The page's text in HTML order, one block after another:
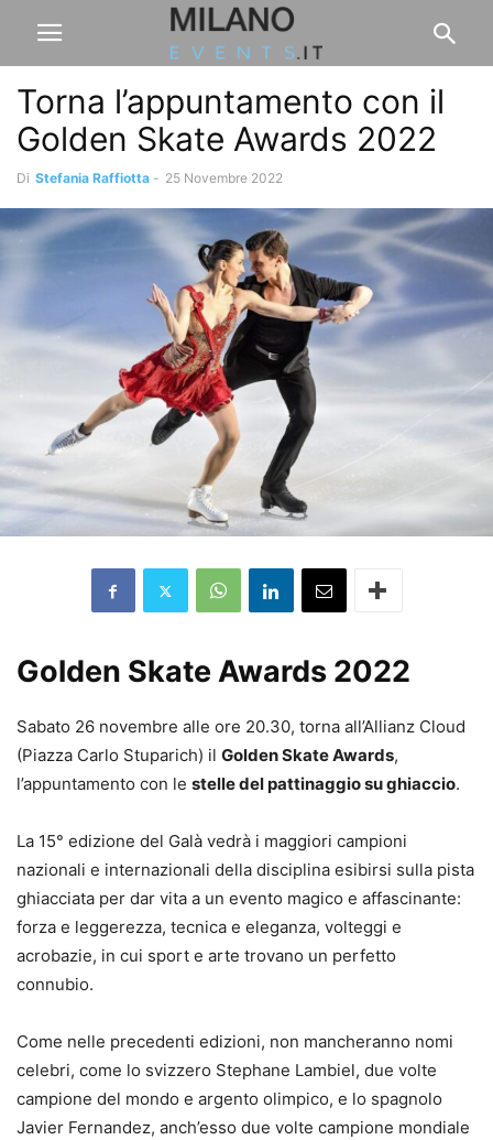
Torna l’appuntamento con il
Golden Skate Awards 2022
Di Stefania Raffiotta - 25 Novembre 2022
Golden Skate Awards 2022
Sabato 26 novembre alle ore 20.30, torna all’Allianz Cloud
(Piazza Carlo Stuparich) il Golden Skate Awards,
l’appuntamento con le stelle del pattinaggio su ghiaccio.
La 15° edizione del Galà vedrà i maggiori campioni
nazionali e internazionali della disciplina esibirsi sulla pista
ghiacciata per dar vita a un evento magico e affascinante:
forza e leggerezza, tecnica e eleganza, volteggi e
acrobazie, in cui sport e arte trovano un perfetto
connubio.
Come nelle precedenti edizioni, non mancheranno nomi
celebri, come lo svizzero Stephane Lambiel, due volte
campione del mondo e argento olimpico, e lo spagnolo
Javier Fernandez, anch’esso due volte campione mondiale